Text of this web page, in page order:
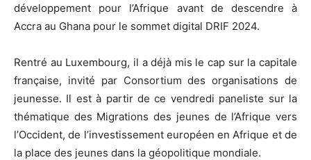
développement pour l’Afrique avant de descendre à
Accra au Ghana pour le sommet digital DRIF 2024.
Rentré au Luxembourg, il a déjà mis le cap sur la capitale
française, invité par Consortium des organisations de
jeunesse. Il est à partir de ce vendredi paneliste sur la
thématique des Migrations des jeunes de l’Afrique vers
l’Occident, de l’investissement européen en Afrique et de
la place des jeunes dans la géopolitique mondiale.